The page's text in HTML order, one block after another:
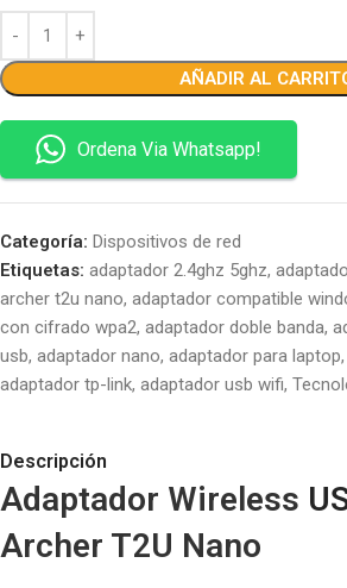
AÑADIR AL
Ordena Via Whatsapp!
Categoría: Dispositivos de red
Etiquetas: adaptador 2.4ghz 5ghz,
archer t2u nano, adaptador compatible
con cifrado wpa2, adaptador doble banda,
usb, adaptador nano, adaptador para laptop,
adaptador tp-link, adaptador usb wifi,
Descripción
Adaptador Wireless
Archer T2U Nano